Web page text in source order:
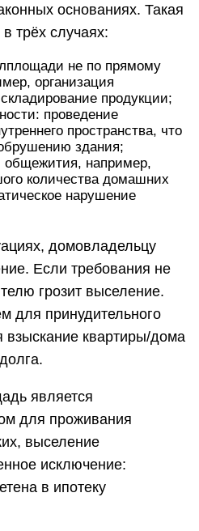
основаниях. Такая
трёх случаях:
не по прямому
организация
продукции;
проведение
пространства, что
здания;
общежития, например,
количества домашних
нарушение
домовладельцу
Если требования не
грозит выселение.
для принудительного
взыскание квартиры/дома
является
для проживания
выселение
исключение:
в ипотеку